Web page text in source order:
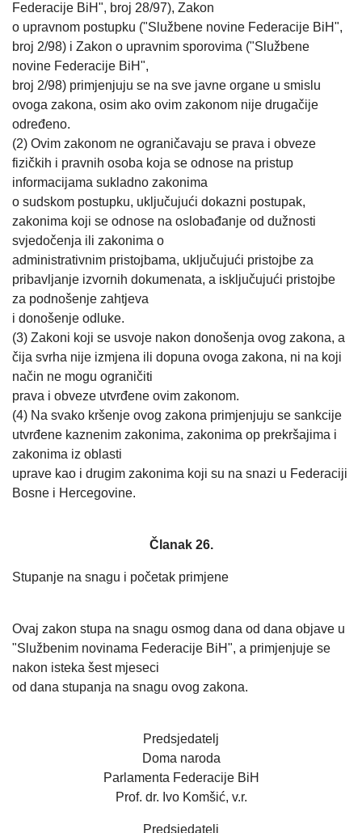
Federacije BiH", broj 28/97), Zakon
o upravnom postupku ("Službene novine Federacije BiH",
broj 2/98) i Zakon o upravnim sporovima ("Službene
novine Federacije BiH",
broj 2/98) primjenjuju se na sve javne organe u smislu
ovoga zakona, osim ako ovim zakonom nije drugačije
određeno.
(2) Ovim zakonom ne ograničavaju se prava i obveze
fizičkih i pravnih osoba koja se odnose na pristup
informacijama sukladno zakonima
o sudskom postupku, uključujući dokazni postupak,
zakonima koji se odnose na oslobađanje od dužnosti
svjedočenja ili zakonima o
administrativnim pristojbama, uključujući pristojbe za
pribavljanje izvornih dokumenata, a isključujući pristojbe
za podnošenje zahtjeva
i donošenje odluke.
(3) Zakoni koji se usvoje nakon donošenja ovog zakona, a
čija svrha nije izmjena ili dopuna ovoga zakona, ni na koji
način ne mogu ograničiti
prava i obveze utvrđene ovim zakonom.
(4) Na svako kršenje ovog zakona primjenjuju se sankcije
utvrđene kaznenim zakonima, zakonima op prekršajima i
zakonima iz oblasti
uprave kao i drugim zakonima koji su na snazi u Federaciji
Bosne i Hercegovine.
Članak 26.
Stupanje na snagu i početak primjene
Ovaj zakon stupa na snagu osmog dana od dana objave u
"Službenim novinama Federacije BiH", a primjenjuje se
nakon isteka šest mjeseci
od dana stupanja na snagu ovog zakona.
Predsjedatelj
Doma naroda
Parlamenta Federacije BiH
Prof. dr. Ivo Komšić, v.r.
Predsjedatelj